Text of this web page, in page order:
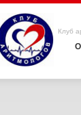
Клуб